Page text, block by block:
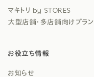
マキトリ by STORES
大型店舗・多店舗向けプラン
お役立ち情報
お知らせ